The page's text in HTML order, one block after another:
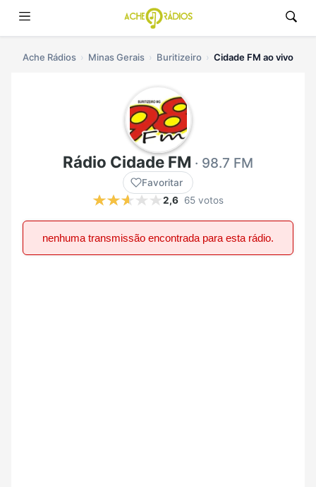
Ache Rádios Minas Gerais Buritizeiro Cidade FM ao vivo
Rádio Cidade FM · 98.7 FM
Favoritar
2,6 65 votos
nenhuma transmissão encontrada para esta rádio.